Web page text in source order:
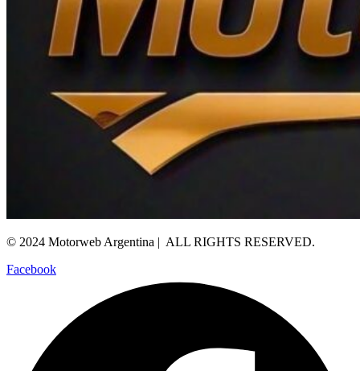
© 2024 Motorweb Argentina | ALL RIGHTS RESERVED.
Facebook